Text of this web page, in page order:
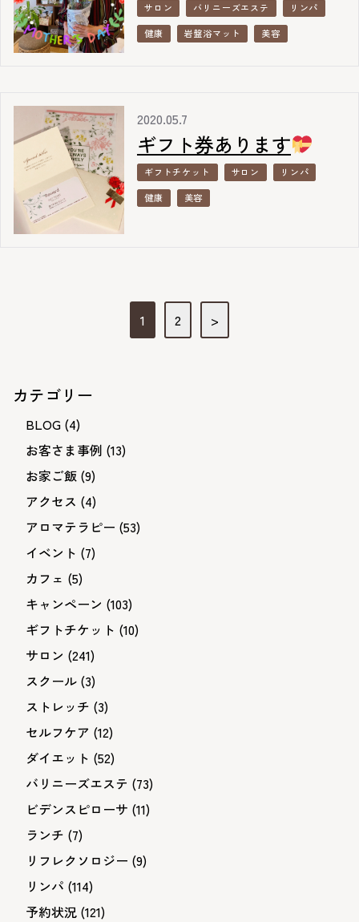
サロン
バリニーズエステ
リンパ
健康
岩盤浴マット 美容
2020.05.7
ギフト券あります
ギフトチケット サロン
リンパ
健康
美容
1 2 >
カテゴリー
BLOG (4)
お客さま事例 (13)
お家ご飯 (9)
アクセス (4)
アロマテラピー (53)
イベント (7)
カフェ (5)
キャンペーン (103)
ギフトチケット (10)
サロン (241)
スクール (3)
ストレッチ (3)
セルフケア (12)
ダイエット (52)
バリニーズエステ (73)
ビデンスピローサ (11)
ランチ (7)
リフレクソロジー (9)
リンパ (114)
予約状況 (121)